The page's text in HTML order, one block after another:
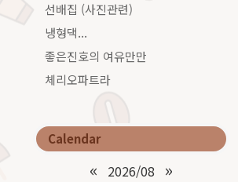
선배집 (사진관련)
냉형댁...
좋은진호의 여유만만
체리오파트라
Calendar
« 2026/08 »